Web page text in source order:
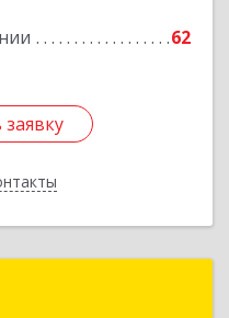
62
Подробнее